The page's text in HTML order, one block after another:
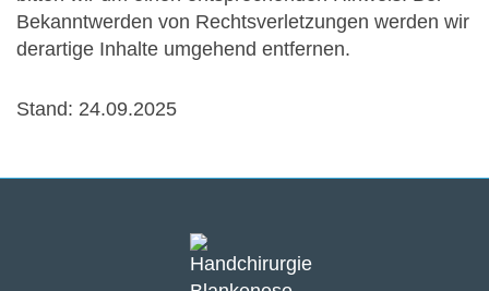
Bekanntwerden von Rechtsverletzungen werden wir
derartige Inhalte umgehend entfernen.
Stand: 24.09.2025